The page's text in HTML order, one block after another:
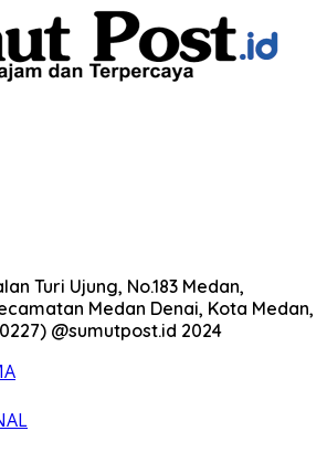
Turi Ujung, No.183 Medan,
Medan Denai, Kota Medan,
@sumutpost.id 2024